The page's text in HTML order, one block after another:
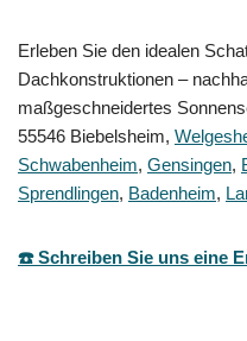
Erleben Sie den idealen
Dachkonstruktionen –
maßgeschneidertes
55546 Biebelsheim,
Schwabenheim, Gensingen,
Sprendlingen, Badenheim,
☎️ Schreiben Sie uns eine